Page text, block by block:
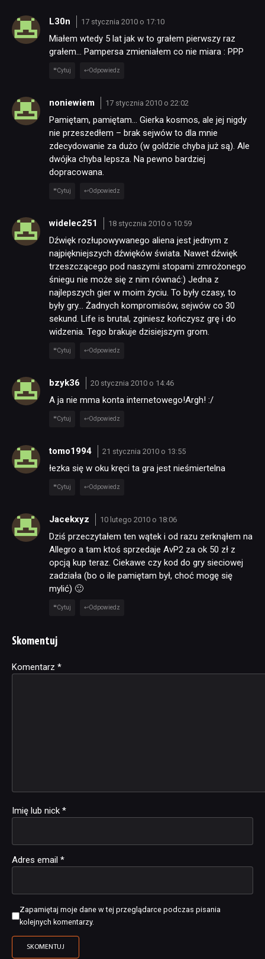
L30n 17 stycznia 2010 o 17:10
Miałem wtedy 5 lat jak w to grałem pierwszy raz
grałem… Pampersa zmieniałem co nie miara : PPP
Cytuj Odpowiedz
noniewiem 17 stycznia 2010 o 22:02
Pamiętam, pamiętam… Gierka kosmos, ale jej nigdy
nie przeszedłem – brak sejwów to dla mnie
zdecydowanie za dużo (w goldzie chyba już są). Ale
dwójka chyba lepsza. Na pewno bardziej
dopracowana.
Cytuj Odpowiedz
widelec251 18 stycznia 2010 o 10:59
Dźwięk rozłupowywanego aliena jest jednym z
najpiękniejszych dźwięków świata. Nawet dźwięk
trzeszczącego pod naszymi stopami zmrożonego
śniegu nie może się z nim równać:) Jedna z
najlepszych gier w moim życiu. To były czasy, to
były gry… Żadnych kompromisów, sejwów co 30
sekund. Life is brutal, zginiesz kończysz grę i do
widzenia. Tego brakuje dzisiejszym grom.
Cytuj Odpowiedz
bzyk36 20 stycznia 2010 o 14:46
A ja nie mma konta internetowego!Argh! :/
Cytuj Odpowiedz
tomo1994 21 stycznia 2010 o 13:55
łezka się w oku kręci ta gra jest nieśmiertelna
Cytuj Odpowiedz
Jacekxyz 10 lutego 2010 o 18:06
Dziś przeczytałem ten wątek i od razu zerknąłem na
Allegro a tam ktoś sprzedaje AvP2 za ok 50 zł z
opcją kup teraz. Ciekawe czy kod do gry sieciowej
zadziała (bo o ile pamiętam był, choć mogę się
mylić) 🙂
Cytuj Odpowiedz
Skomentuj
Komentarz *
Imię lub nick *
Adres email *
Zapamiętaj moje dane w tej przeglądarce podczas pisania
kolejnych komentarzy.
Alternative: